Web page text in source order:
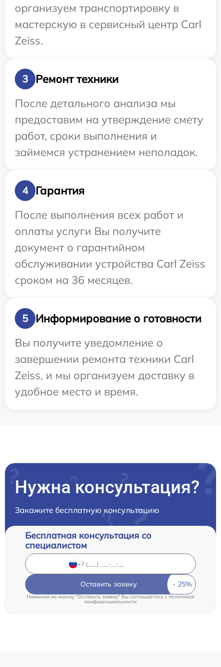
организуем транспортировку в
мастерскую в сервисный центр Carl
Zeiss.
3
Ремонт техники
После детального анализа мы
предоставим на утверждение смету
работ, сроки выполнения и
займемся устранением неполадок.
4
Гарантия
После выполнения всех работ и
оплаты услуги Вы получите
документ о гарантийном
обслуживании устройства Carl Zeiss
сроком на 36 месяцев.
5
Информирование о готовности
Вы получите уведомление о
завершении ремонта техники Carl
Zeiss, и мы организуем доставку в
удобное место и время.
Нужна консультация?
Закажите бесплатную консультацию
Бесплатная консультация со
специалистом
Оставить заявку
Нажимая на кнопку "Оставить заявку" Вы соглашаетесь c политикой
конфиденциальности